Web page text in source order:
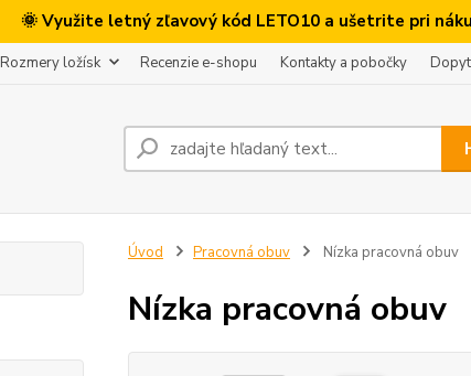
🌞 Využite letný zľavový kód LETO10 a ušetrite pri
Rozmery ložísk Recenzie e-shopu Kontakty a pobočky Dopyt
Úvod Pracovná obuv Nízka pracovná obuv
Nízka pracovná obuv